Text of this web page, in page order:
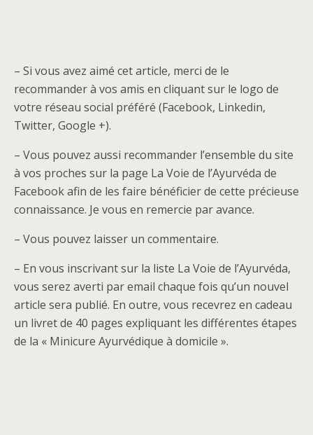
– Si vous avez aimé cet article, merci de le
recommander à vos amis en cliquant sur le logo de
votre réseau social préféré (Facebook, Linkedin,
Twitter, Google +).
– Vous pouvez aussi recommander l’ensemble du site
à vos proches sur la page La Voie de l’Ayurvéda de
Facebook afin de les faire bénéficier de cette précieuse
connaissance. Je vous en remercie par avance.
– Vous pouvez laisser un commentaire.
– En vous inscrivant sur la liste La Voie de l’Ayurvéda,
vous serez averti par email chaque fois qu’un nouvel
article sera publié. En outre, vous recevrez en cadeau
un livret de 40 pages expliquant les différentes étapes
de la « Minicure Ayurvédique à domicile ».